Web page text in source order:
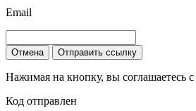
Email
Отмена Отправить ссылку
Нажимая на кнопку, вы соглашаетесь с
Код отправлен